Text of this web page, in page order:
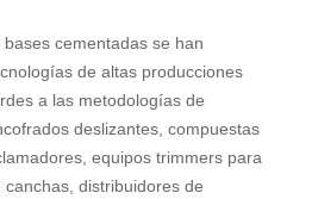
cementadas se han
de altas producciones
a las metodologías de
deslizantes, compuestas
equipos trimmers para
distribuidores de